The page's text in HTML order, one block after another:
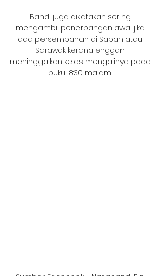
Bandi juga dikatakan sering
mengambil penerbangan awal jika
ada persembahan di Sabah atau
Sarawak kerana enggan
meninggalkan kelas mengajinya pada
pukul 8:30 malam.